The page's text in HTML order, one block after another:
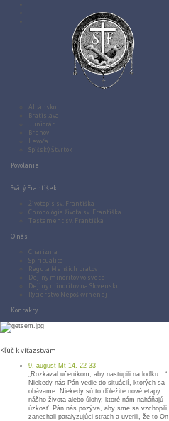
Albánsko
Bratislava
Juniorát
Brehov
Levoča
Spišský Štvrtok
Povolanie
Svätý František
Životopis sv. Františka
Chronológia života sv. Františka
Testament sv. Františka
O nás
Charizma
Spiritualita
Regula Menších bratov
Dejiny minoritov vo svete
Dejiny minoritov na Slovensku
Rytierstvo Nepoškvrnenej
Kontakty
Kľúč k víťazstvám
9. august Mt 14, 22-33
„Rozkázal učeníkom, aby nastúpili na loďku...“
Niekedy nás Pán vedie do situácií, ktorých sa
obávame. Niekedy sú to dôležité nové etapy
nášho života alebo úlohy, ktoré nám naháňajú
úzkosť. Pán nás pozýva, aby sme sa vzchopili,
zanechali paralyzujúci strach a uverili, že to On